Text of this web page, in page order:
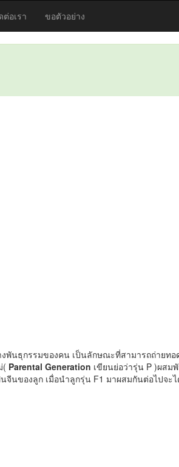
ต่อเรา ขอตัวอย่าง
พันธุกรรมของคน เป็นลักษณะที่สามารถถ่ายท
( Parental Generation เขียนย่อว่ารุ่น P )ผสม
ของลูก เมื่อนำลูกรุ่น F1 มาผสมกันต่อไปจะ